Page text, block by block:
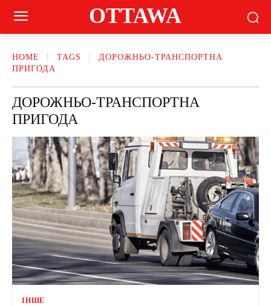
OTTAWA
HOME TAGS
ДОРОЖНЬО-ТРАНСПОРТНА
ПРИГОДА
ДОРОЖНЬО-ТРАНСПОРТНА
ПРИГОДА
ІНШЕ